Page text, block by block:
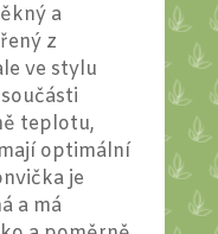
a
z
ve stylu
teplotu,
optimální
je
a má